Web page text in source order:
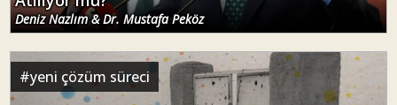
Deniz Nazlım & Dr. Mustafa Peköz
#yeni çözüm süreci